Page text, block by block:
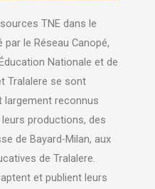
TNE dans le
le Réseau Canopé,
Nationale et de
Tralalere se sont
largement reconnus
productions, des
de Bayard-Milan, aux
de Tralalere.
et publient leurs